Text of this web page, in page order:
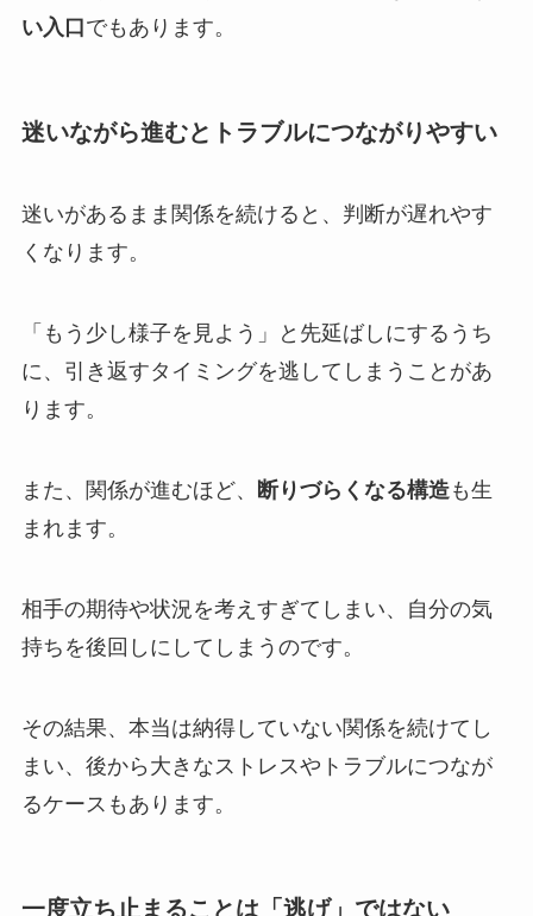
い入口でもあります。
迷いながら進むとトラブルにつながりやすい
迷いがあるまま関係を続けると、判断が遅れやす
くなります。
「もう少し様子を見よう」と先延ばしにするうち
に、引き返すタイミングを逃してしまうことがあ
ります。
また、関係が進むほど、 断りづらくなる構造も生
まれます。
相手の期待や状況を考えすぎてしまい、自分の気
持ちを後回しにしてしまうのです。
その結果、本当は納得していない関係を続けてし
まい、後から大きなストレスやトラブルにつなが
るケースもあります。
一度立ち止まることは「逃げ」ではない